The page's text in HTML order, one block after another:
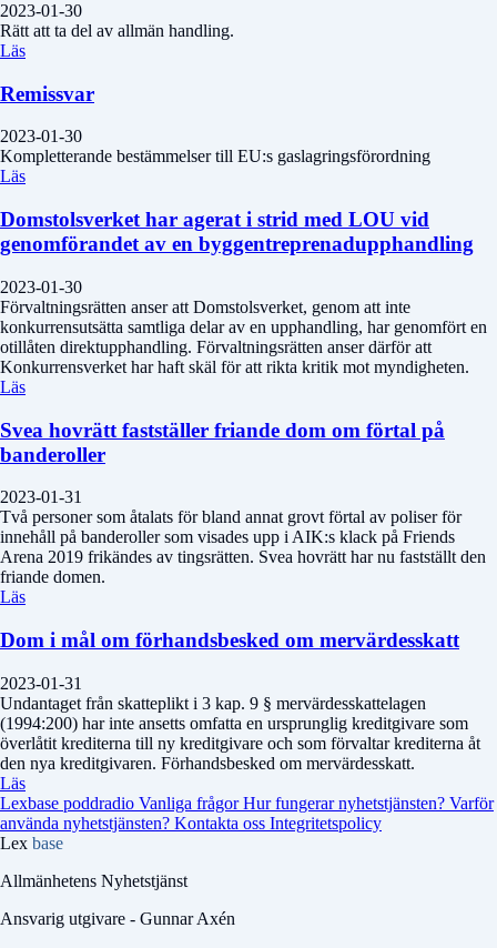
2023-01-30
Rätt att ta del av allmän handling.
Läs
Remissvar
2023-01-30
Kompletterande bestämmelser till EU:s gaslagringsförordning
Läs
Domstolsverket har agerat i strid med LOU vid
genomförandet av en byggentreprenadupphandling
2023-01-30
Förvaltningsrätten anser att Domstolsverket, genom att inte
konkurrensutsätta samtliga delar av en upphandling, har genomfört en
otillåten direktupphandling. Förvaltningsrätten anser därför att
Konkurrensverket har haft skäl för att rikta kritik mot myndigheten.
Läs
Svea hovrätt fastställer friande dom om förtal på
banderoller
2023-01-31
Två personer som åtalats för bland annat grovt förtal av poliser för
innehåll på banderoller som visades upp i AIK:s klack på Friends
Arena 2019 frikändes av tingsrätten. Svea hovrätt har nu fastställt den
friande domen.
Läs
Dom i mål om förhandsbesked om mervärdesskatt
2023-01-31
Undantaget från skatteplikt i 3 kap. 9 § mervärdesskattelagen
(1994:200) har inte ansetts omfatta en ursprunglig kreditgivare som
överlåtit krediterna till ny kreditgivare och som förvaltar krediterna åt
den nya kreditgivaren. Förhandsbesked om mervärdesskatt.
Läs
Lexbase poddradio Vanliga frågorHur fungerar nyhetstjänsten? Varför
använda nyhetstjänsten? Kontakta oss Integritetspolicy
Lex base
Allmänhetens Nyhetstjänst
Ansvarig utgivare - Gunnar Axén